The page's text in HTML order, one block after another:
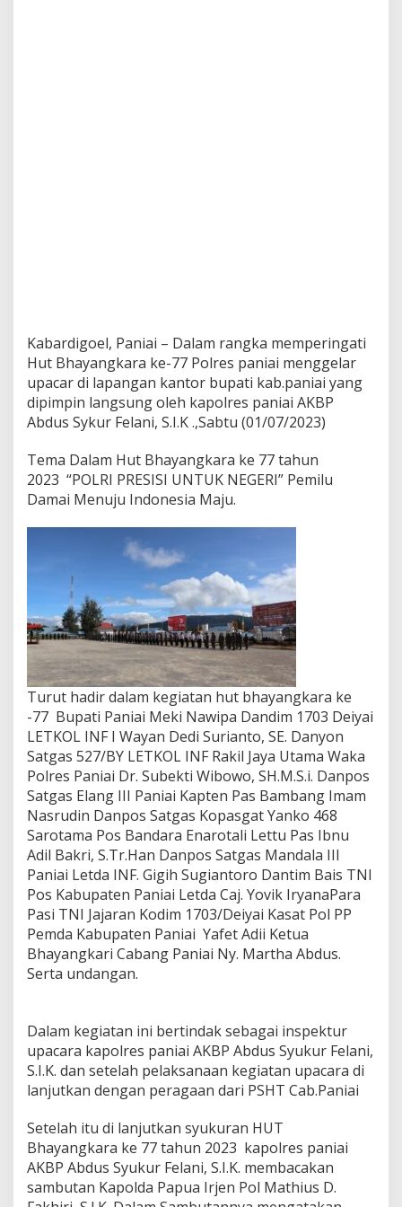
Kabardigoel, Paniai – Dalam rangka memperingati
Hut Bhayangkara ke-77 Polres paniai menggelar
upacar di lapangan kantor bupati kab.paniai yang
dipimpin langsung oleh kapolres paniai AKBP
Abdus Sykur Felani, S.I.K .,Sabtu (01/07/2023)
Tema Dalam Hut Bhayangkara ke 77 tahun
2023 “POLRI PRESISI UNTUK NEGERI” Pemilu
Damai Menuju Indonesia Maju.
Turut hadir dalam kegiatan hut bhayangkara ke
-77 Bupati Paniai Meki Nawipa Dandim 1703 Deiyai
LETKOL INF I Wayan Dedi Surianto, SE. Danyon
Satgas 527/BY LETKOL INF Rakil Jaya Utama Waka
Polres Paniai Dr. Subekti Wibowo, SH.M.S.i. Danpos
Satgas Elang III Paniai Kapten Pas Bambang Imam
Nasrudin Danpos Satgas Kopasgat Yanko 468
Sarotama Pos Bandara Enarotali Lettu Pas Ibnu
Adil Bakri, S.Tr.Han Danpos Satgas Mandala III
Paniai Letda INF. Gigih Sugiantoro Dantim Bais TNI
Pos Kabupaten Paniai Letda Caj. Yovik IryanaPara
Pasi TNI Jajaran Kodim 1703/Deiyai Kasat Pol PP
Pemda Kabupaten Paniai Yafet Adii Ketua
Bhayangkari Cabang Paniai Ny. Martha Abdus.
Serta undangan.
Dalam kegiatan ini bertindak sebagai inspektur
upacara kapolres paniai AKBP Abdus Syukur Felani,
S.I.K. dan setelah pelaksanaan kegiatan upacara di
lanjutkan dengan peragaan dari PSHT Cab.Paniai
Setelah itu di lanjutkan syukuran HUT
Bhayangkara ke 77 tahun 2023 kapolres paniai
AKBP Abdus Syukur Felani, S.I.K. membacakan
sambutan Kapolda Papua Irjen Pol Mathius D.